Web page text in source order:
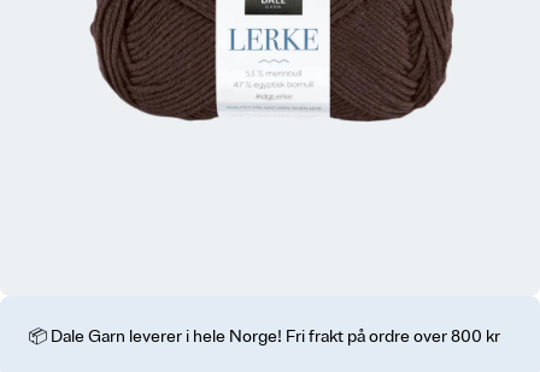
📦 Dale Garn leverer i hele Norge! Fri frakt på ordre over 800 kr